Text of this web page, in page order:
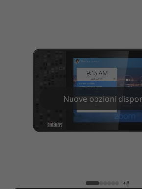
Nuove opzioni
+8